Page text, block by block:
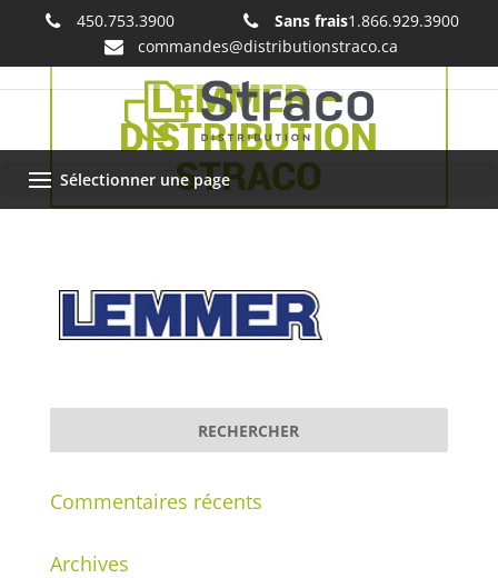
450.753.3900 Sans frais1.866.929.3900
commandes@distributionstraco.ca
Sélectionner une page
LEMMER –
DISTRIBUTION
STRACO
Commentaires récents
Archives